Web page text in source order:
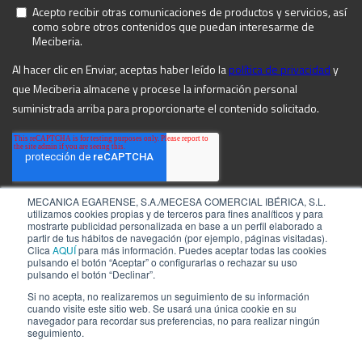
MECANICA EGARENSE, S.A./MECESA COMERCIAL IBÉRICA, S.L.
utilizamos cookies propias y de terceros para fines analíticos y para
mostrarte publicidad personalizada en base a un perfil elaborado a
partir de tus hábitos de navegación (por ejemplo, páginas visitadas).
Clica AQUÍpara más información. Puedes aceptar todas las cookies
pulsando el botón “Aceptar” o configurarlas o rechazar su uso
pulsando el botón “Declinar”.
Si no acepta, no realizaremos un seguimiento de su información
cuando visite este sitio web. Se usará una única cookie en su
navegador para recordar sus preferencias, no para realizar ningún
seguimiento.
©2026 by MECIBERIA
Aviso Legal